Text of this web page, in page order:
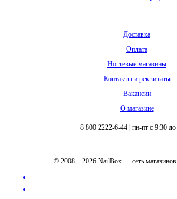
Доставка
Оплата
Ногтевые магазины
Контакты и реквизиты
Вакансии
О магазине
8 800 2222-6-44 пн-пт с 9:30
© 2008 – 2026 NailBox — сеть